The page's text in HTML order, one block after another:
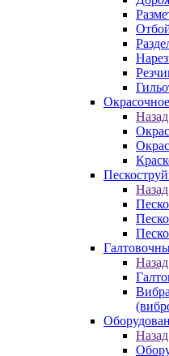
Назад
Назад
Назад
Назад